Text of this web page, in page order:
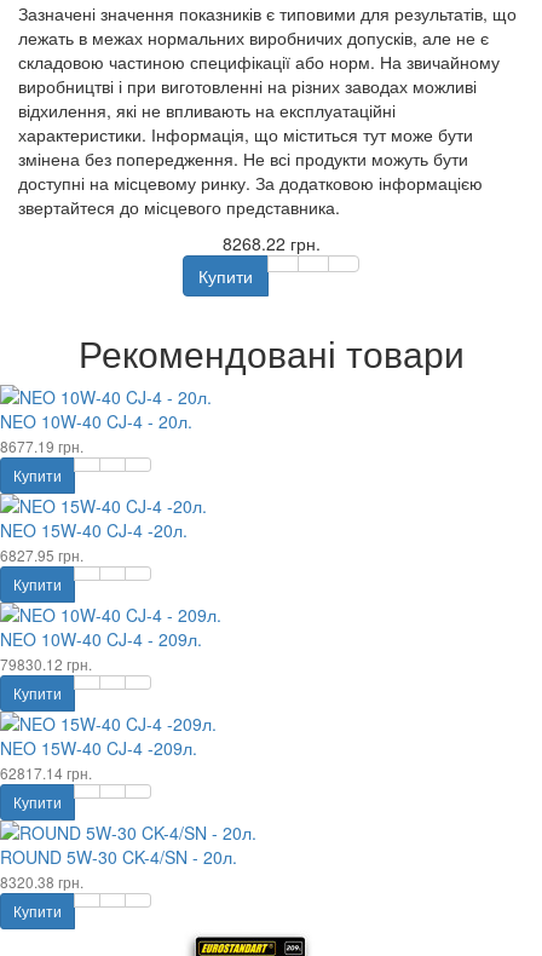
Зазначені значення показників є типовими для результатів, що
лежать в межах нормальних виробничих допусків, але не є
складовою частиною специфікації або норм. На звичайному
виробництві і при виготовленні на різних заводах можливі
відхилення, які не впливають на експлуатаційні
характеристики. Інформація, що міститься тут може бути
змінена без попередження. Не всі продукти можуть бути
доступні на місцевому ринку. За додатковою інформацією
звертайтеся до місцевого представника.
8268.22 грн.
Купити
Рекомендовані товари
NEO 10W-40 CJ-4 - 20л.
8677.19 грн.
Купити
NEO 15W-40 CJ-4 -20л.
6827.95 грн.
Купити
NEO 10W-40 CJ-4 - 209л.
79830.12 грн.
Купити
NEO 15W-40 CJ-4 -209л.
62817.14 грн.
Купити
ROUND 5W-30 CK-4/SN - 20л.
8320.38 грн.
Купити